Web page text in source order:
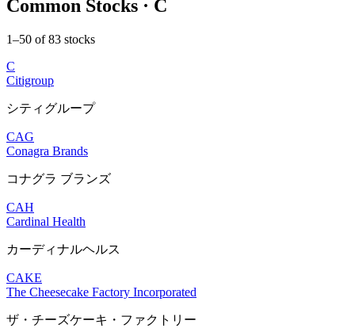
Common Stocks · C
1–50 of 83 stocks
C
Citigroup
シティグループ
CAG
Conagra Brands
コナグラ ブランズ
CAH
Cardinal Health
カーディナルヘルス
CAKE
The Cheesecake Factory Incorporated
ザ・チーズケーキ・ファクトリー